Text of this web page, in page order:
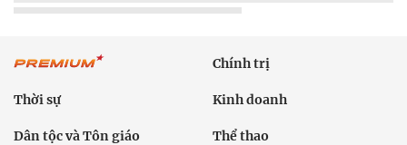
Chính trị
Thời sự Kinh doanh
Dân tộc và Tôn giáo Thể thao